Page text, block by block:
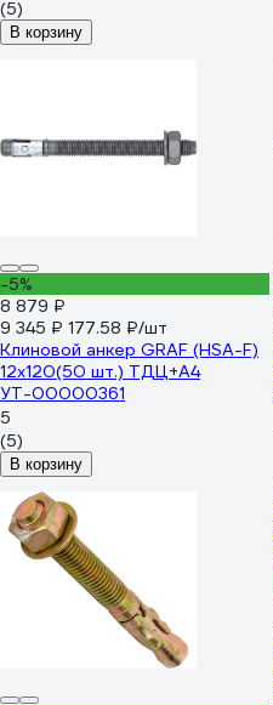
(5)
В корзину
-5%
8 879 ₽
9 345 ₽ 177.58 ₽/шт
Клиновой анкер GRAF (HSA-F)
12x120(50 шт.) ТДЦ+А4
УТ-00000361
5
(5)
В корзину